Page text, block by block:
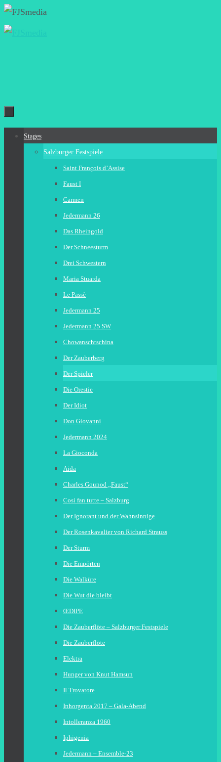
Zum
Inhalt
Zum
Stages
Salzburger Festspiele
Saint François d’Assise
Faust I
Carmen
Jedermann 26
Das Rheingold
Der Schneesturm
Drei Schwestern
Maria Stuarda
Le Passè
Jedermann 25
Jedermann 25 SW
Chowanschtschina
Der Zauberberg
Der Spieler
Die Orestie
Der Idiot
Don Giovanni
Jedermann 2024
La Gioconda
Aida
Charles Gounod „Faust“
Cosi fan tutte – Salzburg
Der Ignorant und der Wahnsinnige
Der Rosenkavalier von Richard Strauss
Der Sturm
Die Empörten
Die Walküre
Die Wut die bleibt
ŒDIPE
Die Zauberflöte – Salzburger Festspiele
Die Zauberflöte
Elektra
Hunger von Knut Hamsun
Il Trovatore
Inhorgenta 2017 – Gala-Abend
Intolleranza 1960
Iphigenia
Jedermann – Ensemble-23